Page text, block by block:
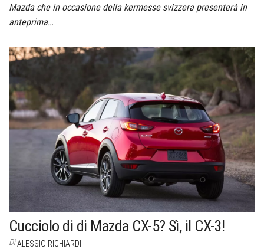
Mazda che in occasione della kermesse svizzera presenterà in
anteprima…
Cucciolo di di Mazda CX-5? Sì, il CX-3!
DiALESSIO RICHIARDI